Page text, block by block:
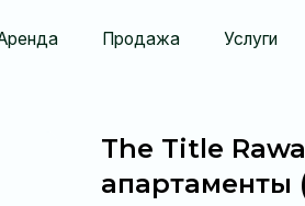
Продажа Услуги О компании
The Title
апартаменты